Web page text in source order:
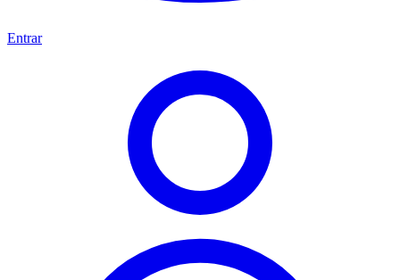
Entrar